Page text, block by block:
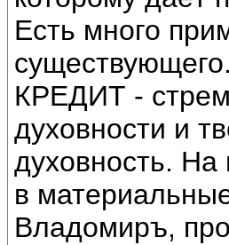
Есть много
существующего.
КРЕДИТ -
духовности и
духовность.
в
Владомиръ,